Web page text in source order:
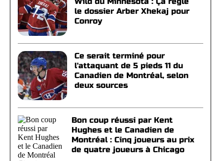
le dossier Arber Xhekaj pour
Conroy
Ce serait terminé pour
l'attaquant de 5 pieds 11 du
Canadien de Montréal, selon
deux sources
Bon coup réussi par Kent
Hughes et le Canadien de
Montréal : Cinq joueurs au prix
de quatre joueurs à Chicago